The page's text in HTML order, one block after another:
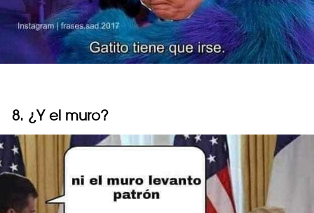
8. ¿Y el muro?